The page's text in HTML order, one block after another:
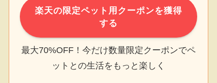
楽天の限定ペット用クーポンを獲得
する
最大70%OFF！今だけ数量限定クーポンでペ
ットとの生活をもっと楽しく